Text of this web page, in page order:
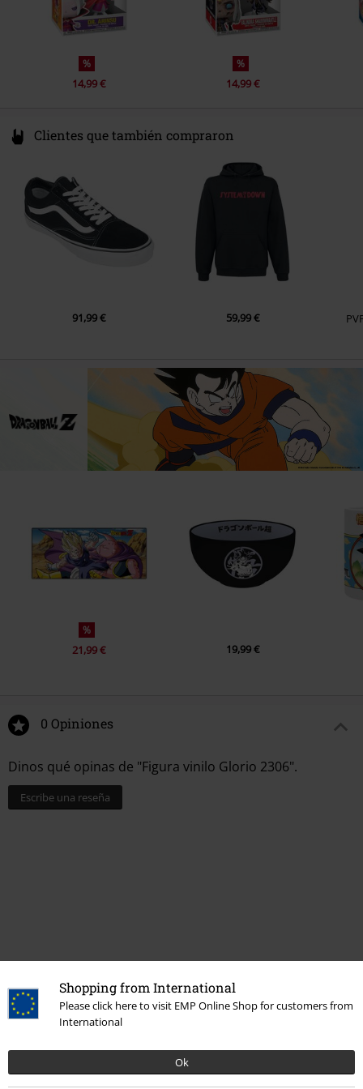
Shopping from International
Please click here to visit EMP Online Shop for customers from
International
Ok
%
14,99 €
%
14,99 €
Clientes que también compraron
91,99 € 59,99 €
%
21,99 € 19,99 €
0 Opiniones
Dinos qué opinas de "Figura vinilo Glorio 2306".
Escribe una reseña
Más categorías. Más opciones
Gaming Top gaming merch Género Juegos lucha